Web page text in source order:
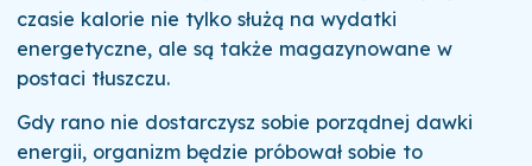
czasie kalorie nie tylko służą na wydatki
energetyczne, ale są także magazynowane w
postaci tłuszczu.
Gdy rano nie dostarczysz sobie porządnej dawki
energii, organizm będzie próbował sobie to